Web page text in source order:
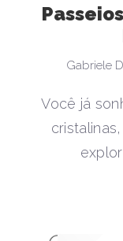
Gabriele
Você já